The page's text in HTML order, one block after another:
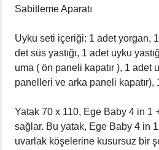
Sabitleme Aparatı
Uyku seti içeriği: 1 adet yorgan,
det süs yastığı, 1 adet uyku
uma ( ön paneli kapatır ), 1 adet
panelleri ve arka paneli kapatır),
Yatak 70 x 110, Ege Baby 4 in 1
sağlar. Bu yatak, Ege Baby 4 in
uvarlak köşelerine kusursuz bir